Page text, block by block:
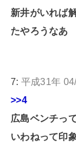
新井がいれば
たやろうなあ
7: 平成31年
>>4
広島ベンチっ
いわねって印